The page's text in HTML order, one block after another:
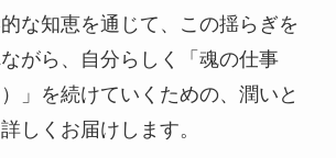
な知恵を通じて、この揺らぎを
がら、自分らしく「魂の仕事
）」を続けていくための、潤いと
しくお届けします。